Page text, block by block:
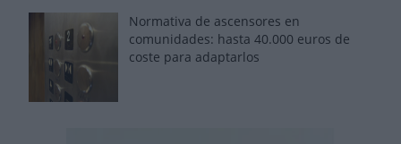
Normativa de ascensores en
comunidades: hasta 40.000 euros de
coste para adaptarlos